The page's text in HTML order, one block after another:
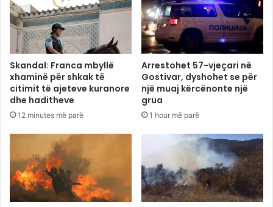
Skandal: Franca mbyllë
xhaminë për shkak të
citimit të ajeteve kuranore
dhe haditheve
12 minutes më parë
Arrestohet 57-vjeçari në
Gostivar, dyshohet se për
një muaj kërcënonte një
grua
1 hour më parë